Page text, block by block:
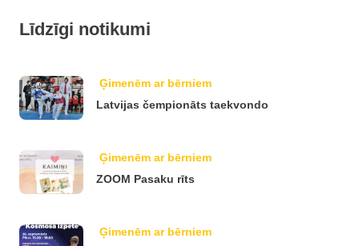
Līdzīgi notikumi
Ģimenēm ar bērniem
Latvijas čempionāts taekvondo
Ģimenēm ar bērniem
ZOOM Pasaku rīts
Ģimenēm ar bērniem